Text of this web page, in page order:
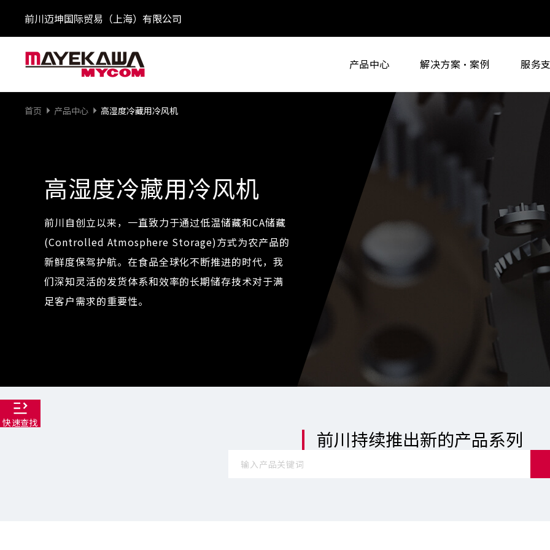
前川迈坤国际贸易（上海）有限公司
产品中心 解决方案·案例 服务
首页 产品中心 高湿度冷藏用冷风机
高湿度冷藏用冷风机
前川自创立以来，一直致力于通过低温储藏和CA储藏
(Controlled Atmosphere Storage)方式为农产品的
新鲜度保驾护航。在食品全球化不断推进的时代，我
们深知灵活的发货体系和效率的长期储存技术对于满
足客户需求的重要性。
前川持续推出新的产品系列
快速查找